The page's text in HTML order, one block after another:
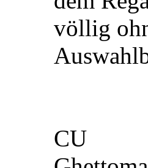
völlig
CU